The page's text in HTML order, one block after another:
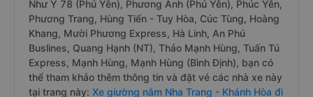
Như Ý 78 (Phú Yên), Phương Anh (Phú Yên), Phúc Yên,
Phương Trang, Hùng Tiến - Tuy Hòa, Cúc Tùng, Hoàng
Khang, Mười Phương Express, Hà Linh, An Phú
Buslines, Quang Hạnh (NT), Thảo Mạnh Hùng, Tuấn Tú
Express, Mạnh Hùng, Mạnh Hùng (Bình Định), bạn có
thể tham khảo thêm thông tin và đặt vé các nhà xe này
tại trang này: Xe giường nằm Nha Trang - Khánh Hòa đi